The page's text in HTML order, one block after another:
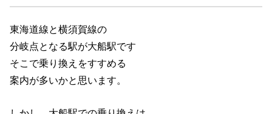
東海道線と横須賀線の
分岐点となる駅が大船駅です
そこで乗り換えをすすめる
案内が多いかと思います。